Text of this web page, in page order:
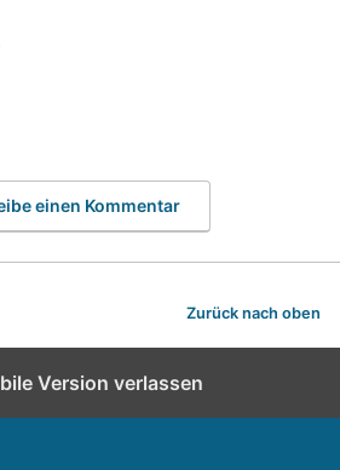
einen Kommentar
Zurück nach oben
Version verlassen